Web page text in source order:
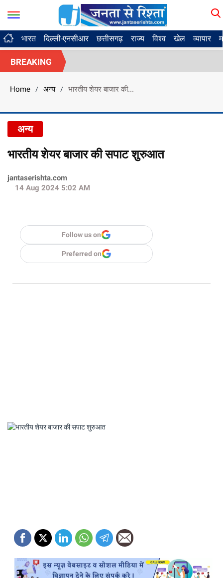
भारत दिल्ली-एनसीआर छत्तीसगढ़ राज्य विश्व खेल व्यापार
BREAKING
Home / अन्य / भारतीय शेयर बाजार की...
अन्य
भारतीय शेयर बाजार की सपाट शुरुआत
jantaserishta.com
14 Aug 2024 5:02 AM
Follow us on
Preferred on